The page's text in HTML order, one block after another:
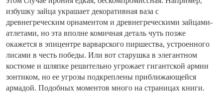
избушку зайца украшает декоративная ваза с
древнегреческим орнаментом и древнегреческими зайцами-
атлетами, но эта вполне комичная деталь чуть позже
окажется в эпицентре варварского пиршества, устроенного
лисами в честь победы. Или вот старушка в элегантном
костюме и шляпке решительно угрожает гигантской армии
зонтиком, но ее угрозы подкреплены приближающейся
армадой. Подобных моментов много на страницах книги.